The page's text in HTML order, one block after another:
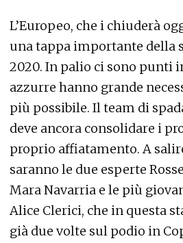
L’Europeo, che i chiuderà
una tappa importante della
2020. In palio ci sono punti
azzurre hanno grande
più possibile. Il team di
deve ancora consolidare i
proprio affiatamento. A
saranno le due esperte
Mara Navarria e le più
Alice Clerici, che in questa
già due volte sul podio in